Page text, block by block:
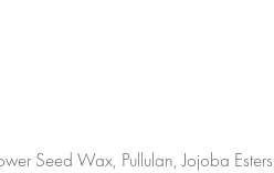
Seed Wax, Pullulan, Jojoba